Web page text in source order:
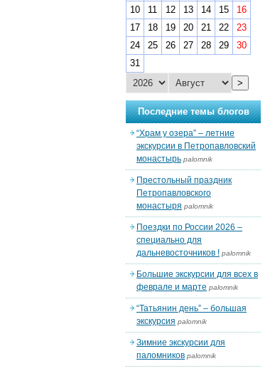
10
11 12 13 14 15
16
17
18 19 20 21 22
23
24
25 26 27 28 29
30
31
>
Последние темы блогов
“Храм у озера” – летние
экскурсии в Петропавловский
монастырь palomnik
Престольный праздник
Петропавловского
монастыря palomnik
Поездки по России 2026 –
специально для
дальневосточников ! palomnik
Большие экскурсии для всех в
феврале и марте palomnik
“Татьянин день” – большая
экскурсия palomnik
Зимние экскурсии для
паломников palomnik